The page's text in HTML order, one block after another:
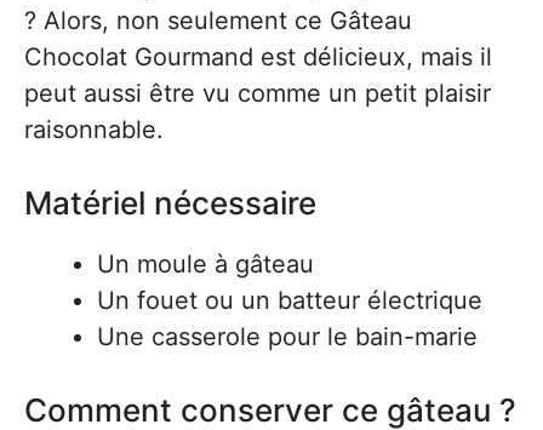
? Alors, non seulement ce Gâteau
Chocolat Gourmand est délicieux, mais il
peut aussi être vu comme un petit plaisir
raisonnable.
Matériel nécessaire
Un moule à gâteau
Un fouet ou un batteur électrique
Une casserole pour le bain-marie
Comment conserver ce gâteau ?